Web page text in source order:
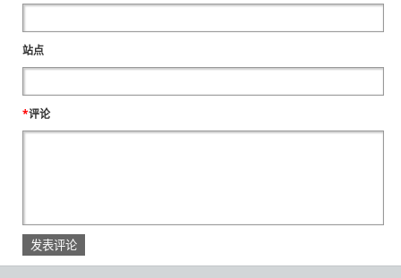
站点
*评论